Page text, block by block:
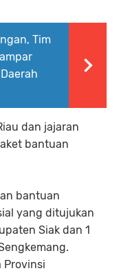
Tim
dan jajaran
bantuan
bantuan
yang ditujukan
Siak dan 1
Provinsi